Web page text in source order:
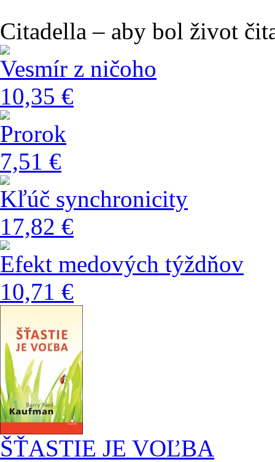
Citadella – aby bol život
Vesmír z ničoho
10,35 €
Prorok
7,51 €
Kľúč synchronicity
17,82 €
Efekt medových týždňov
10,71 €
ŠŤASTIE JE VOĽBA